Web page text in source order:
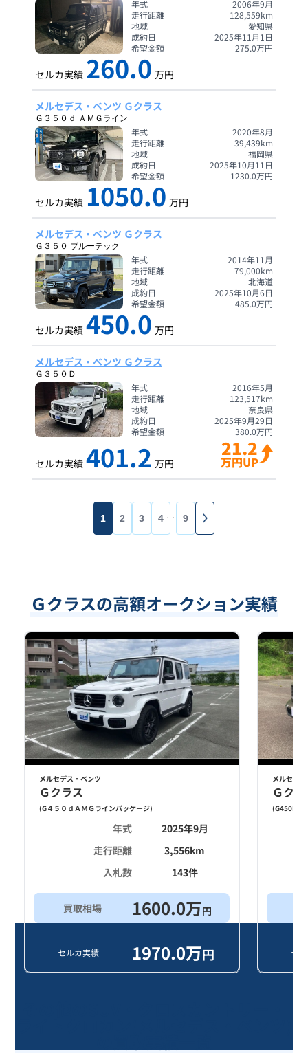
年式
2006年9月
走行距離
128,559km
地域
愛知県
成約日
2025年11月1日
希望金額
275.0万円
セルカ実績 260.0 万円
メルセデス・ベンツ Ｇクラス
Ｇ３５０ｄ ＡＭＧライン
年式
2020年8月
走行距離
39,439km
地域
福岡県
成約日
2025年10月11日
希望金額
1230.0万円
セルカ実績 1050.0 万円
メルセデス・ベンツ Ｇクラス
Ｇ３５０ ブルーテック
年式
2014年11月
走行距離
79,000km
地域
北海道
成約日
2025年10月6日
希望金額
485.0万円
セルカ実績 450.0 万円
メルセデス・ベンツ Ｇクラス
Ｇ３５０Ｄ
年式
2016年5月
走行距離
123,517km
地域
奈良県
成約日
2025年9月29日
希望金額
380.0万円
セルカ実績 401.2 万円
21.2
万円UP
1 2 3 4 ・・・ 9
Ｇクラスの高額オークション実績
メルセデス・ベンツ
Ｇクラス
(G４５０ｄＡＭＧラインパッケージ)
年式
2025年9月
走行距離
3,556km
入札数
143件
買取相場 1600.0万円
セルカ実績 1970.0万円
メルセデ
Ｇク
(G450D
セ